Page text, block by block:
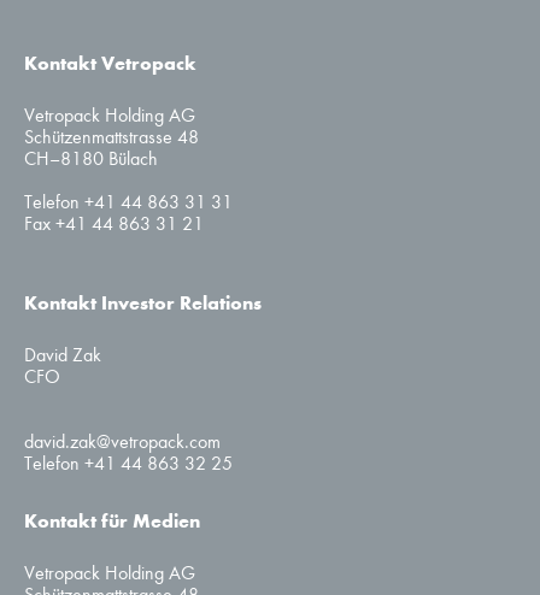
Kontakt Vetropack
Vetropack Holding AG
Schützenmattstrasse 48
CH–8180 Bülach
Telefon +41 44 863 31 31
Fax +41 44 863 31 21
Kontakt Investor Relations
David Zak
CFO
david.zak@vetropack.com
Telefon +41 44 863 32 25
Kontakt für Medien
Vetropack Holding AG